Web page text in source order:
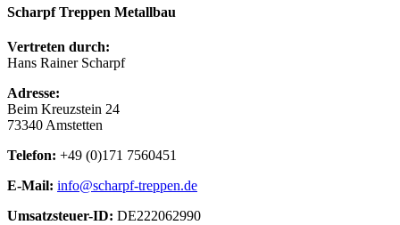
Scharpf Treppen Metallbau
Vertreten durch:
Hans Rainer Scharpf
Adresse:
Beim Kreuzstein 24
73340 Amstetten
Telefon: +49 (0)171 7560451
E-Mail: info@scharpf-treppen.de
Umsatzsteuer-ID: DE222062990